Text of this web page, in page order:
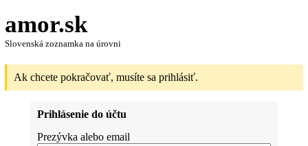
amor.sk
Slovenská zoznamka na úrovni
Ak chcete pokračovať, musíte sa prihlásiť.
Prihlásenie do účtu
Prezývka alebo email